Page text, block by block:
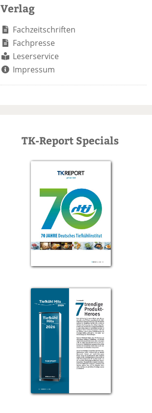
Verlag
Fachzeitschriften
Fachpresse
Leserservice
Impressum
TK-Report Specials